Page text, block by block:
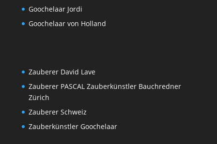
Goochelaar Jordi
Goochelaar von Holland
Zauberer David Lave
Zauberer PASCAL Zauberkünstler Bauchredner
Zürich
Zauberer Schweiz
Zauberkünstler Goochelaar